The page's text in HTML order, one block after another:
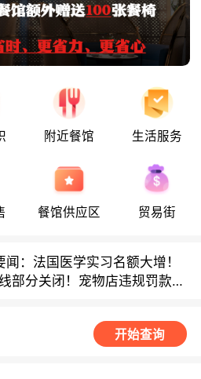
附近餐馆 生活服务
餐馆供应区 贸易街
部分关闭！宠物店违规罚款出
音乐家海选启动！
闻：法国医学实习名额大增！
部分关闭！宠物店违规罚款出
音乐家海选启动！
开始查询